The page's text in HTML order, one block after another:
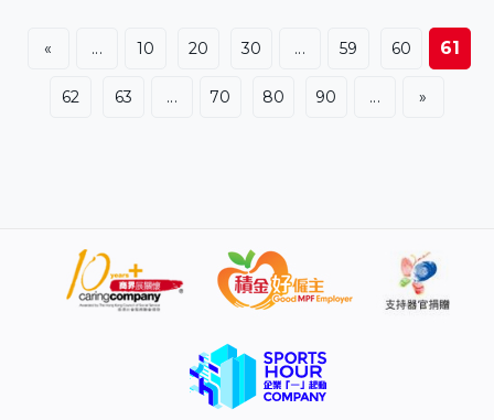
秒 「一滴水都唔使用」 「絕無監管清潔交通指示牌，一
錢。」目擊者在社交平台上傳兩段影片（見文末），可見
就冇清潔過。我係我屋企附近都見過咁清潔樓梯，每日係
到上影」、「擺款影相一向都係㗎啦，最緊要張相影得清
有功課交」、「用剩餘嘅雨水，環保」短片引起網民熱
嚴格跟隨指引清潔，每一層都有監管，不過態度照舊」。
質疑制度有問題 「冇污漬仲要出動？」 另有網民直指是
制度問題，「好多嘢兩睇，影得清個牌交到差，仲要
« ... 10 20 30 ... 59 60 61
62 63 ... 70 80 90 ... »